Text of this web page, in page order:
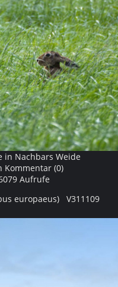
in Nachbars Weide
Kommentar (0)
Aufrufe
europaeus) V311109